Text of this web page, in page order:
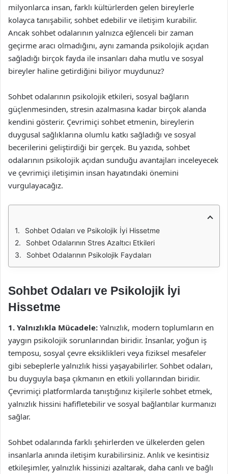
milyonlarca insan, farklı kültürlerden gelen bireylerle
kolayca tanışabilir, sohbet edebilir ve iletişim kurabilir.
Ancak sohbet odalarının yalnızca eğlenceli bir zaman
geçirme aracı olmadığını, aynı zamanda psikolojik açıdan
sağladığı birçok fayda ile insanları daha mutlu ve sosyal
bireyler haline getirdiğini biliyor muydunuz?
Sohbet odalarının psikolojik etkileri, sosyal bağların
güçlenmesinden, stresin azalmasına kadar birçok alanda
kendini gösterir. Çevrimiçi sohbet etmenin, bireylerin
duygusal sağlıklarına olumlu katkı sağladığı ve sosyal
becerilerini geliştirdiği bir gerçek. Bu yazıda, sohbet
odalarının psikolojik açıdan sunduğu avantajları inceleyecek
ve çevrimiçi iletişimin insan hayatındaki önemini
vurgulayacağız.
Sohbet Odaları ve Psikolojik İyi Hissetme
Sohbet Odalarının Stres Azaltıcı Etkileri
Sohbet Odalarının Psikolojik Faydaları
Sohbet Odaları ve Psikolojik İyi
Hissetme
1. Yalnızlıkla Mücadele: Yalnızlık, modern toplumların en
yaygın psikolojik sorunlarından biridir. İnsanlar, yoğun iş
temposu, sosyal çevre eksiklikleri veya fiziksel mesafeler
gibi sebeplerle yalnızlık hissi yaşayabilirler. Sohbet odaları,
bu duyguyla başa çıkmanın en etkili yollarından biridir.
Çevrimiçi platformlarda tanıştığınız kişilerle sohbet etmek,
yalnızlık hissini hafifletebilir ve sosyal bağlantılar kurmanızı
sağlar.
Sohbet odalarında farklı şehirlerden ve ülkelerden gelen
insanlarla anında iletişim kurabilirsiniz. Anlık ve kesintisiz
etkileşimler, yalnızlık hissinizi azaltarak, daha canlı ve bağlı